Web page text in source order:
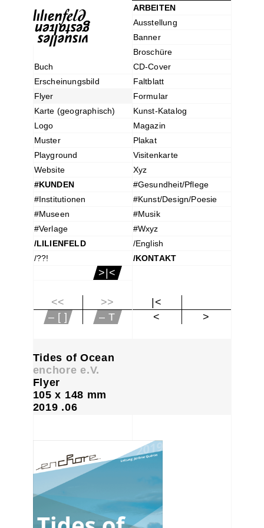
ARBEITEN
Ausstellung
Banner
Broschüre
Buch
CD-Cover
Erscheinungsbild
Faltblatt
Flyer
Formular
Karte (geographisch)
Kunst-Katalog
Logo
Magazin
Muster
Plakat
Playground
Visitenkarte
Website
Xyz
#KUNDEN
#Gesundheit/Pflege
#Institutionen
#Kunst/Design/Poesie
#Museen
#Musik
#Verlage
#Wxyz
/LILIENFELD
/English
/??!
/KONTAKT
>|<
<<
>>
– [ ]
– T
|<
<
>
Tides of Ocean
enchore e.V.
Flyer
105 x 148 mm
2019 .06